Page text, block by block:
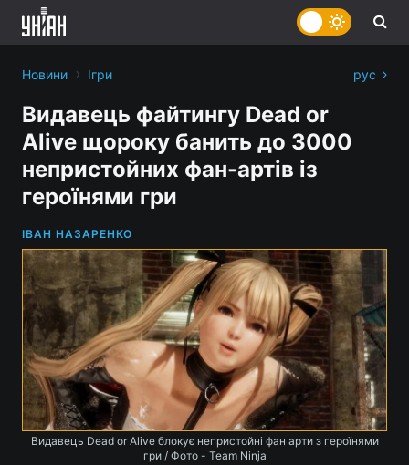
Новини › Ігри рус
Видавець файтингу Dead or
Alive щороку банить до 3000
непристойних фан-артів із
героїнями гри
ІВАН НАЗАРЕНКО
Видавець Dead or Alive блокує непристойні фан арти з героїнями
гри / Фото - Team Ninja